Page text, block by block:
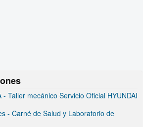
- Taller mecánico Servicio Oficial HYUNDAI
- Carné de Salud y Laboratorio de